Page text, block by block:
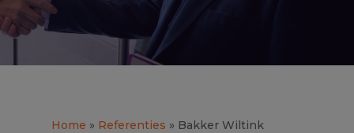
Home » Referenties » Bakker Wiltink